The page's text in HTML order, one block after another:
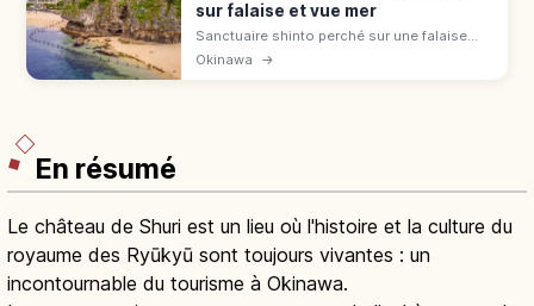
sur falaise et vue mer
Sanctuaire shinto perché sur une falaise
dominant la plage de Naminoue, seul lieu de
Okinawa →
En résumé
Le château de Shuri est un lieu où l'histoire et la culture du
royaume des Ryūkyū sont toujours vivantes : un
incontournable du tourisme à Okinawa.